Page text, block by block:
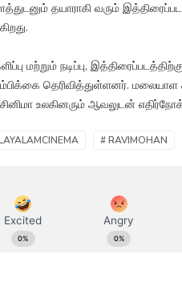
தயாராகி வரும்
மற்றும் நடிப்பு,
தெரிவித்துள்ளனர். மலையாள
உலகினரும் ஆவலுடன்
# RAVIMOHAN